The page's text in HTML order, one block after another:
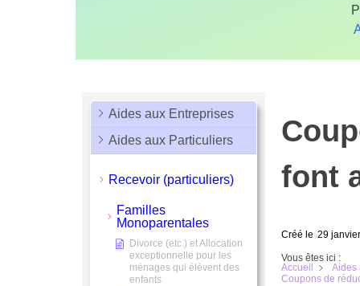
Aides aux Entreprises
Aides aux Particuliers
Recevoir (particuliers)
Familles
Monoparentales
Divorce (etc.) et Allocation
exceptionnelle pour les
ménages qui élèvent des
enfants
font
Créé le 29
Vous êtes ici :
Accueil
Aides
Coupons de